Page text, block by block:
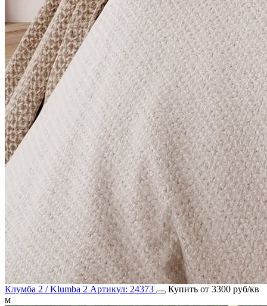
Клумба 2 / Klumba 2 Артикул: 24373
Купить от 3300 руб/кв
м